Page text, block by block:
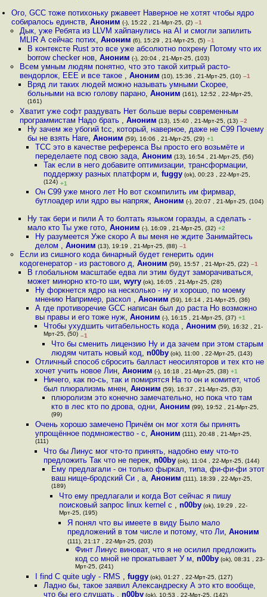
Ого, GCC тоже потихоньку ржавеет Наверное не хотят чтобы ядро
собиралось единств,Аноним (-), 15:22 , 21-Мрт-25, (2) –1
Дык, уже Ребята из LLVM хайпанулись на AI и смогли запилить
MLIR А сейчас потих, Аноним (6), 15:29 , 21-Мрт-25, (5) –1
В контексте Rust это все уже абсолютно похрену Потому что их
borrow checker нов, Аноним (-), 20:04 , 21-Мрт-25, (103)
Всем умным людям понятно, что это такой хитрый расто-
вендорлок, EEE и все такое , Аноним (10), 15:36 , 21-Мрт-25, (10) –1
Вряд ли таких людей можно называть умными Скорее,
больными на всю голову парано, Аноним (161), 12:52 , 22-Мрт-25,
(161)
Хватит уже софт раздувать Нет больше веры современным
программистам Надо брать , Аноним (13), 15:40 , 21-Мрт-25, (13) –2
Ну зачем же убогий tcc, который, наверное, даже не C99 Почему
бы не взять Hare, Аноним (59), 16:06 , 21-Мрт-25, (29) +1
TCC это в качестве референса Вы просто его возьмёте и
переделаете под свою зада,Аноним (13), 16:54 , 21-Мрт-25, (56)
Так если в него добавите оптимизации, трансформации,
поддержку разных платформ и, fuggy(ok), 00:23 , 22-Мрт-25,
(124) +1
Он C99 уже много лет Но вот скомпилить им фирмвар,
бутлоадер или ядро вы напряж,Аноним (-), 20:07 , 21-Мрт-25, (104)
Ну так бери и пили А то болтать языком горазды, а сделать -
мало кто Ты уже гото, Аноним (-), 16:09 , 21-Мрт-25, (32) +2
Ну разумеется Уже скоро А вы меня не ждите Занимайтесь
делом ,Аноним (13), 19:19 , 21-Мрт-25, (88) –1
Если из сишного кода бинарный будет генерить один
кодогенератор - из растового д, Аноним (59), 15:57 , 21-Мрт-25, (22) –1
В глобальном масштабе едва ли этим будут заморачиваться,
может минорно кто-то ши, wyry(ok), 16:05 , 21-Мрт-25, (28)
Ну форкнется ядро на несколько - ну и хорошо, по моему
мнению Например, раскол ,Аноним (59), 16:14 , 21-Мрт-25, (36)
А где противоречие GCC написан был до раста Но возможно
вы правы и его тоже нуж,Аноним (-), 16:15 , 21-Мрт-25, (37) +1
Чтобы ухудшить читабельность кода , Аноним (59), 16:32 , 21-
Мрт-25, (50) –1
Что бы сменить лицензию Ну и да зачем при этом старым
людям читать новый код, n00by(ok), 11:00 , 22-Мрт-25, (143)
Отличный способ сбросить балласт неосиляторов и тех кто не
хочет учить новое Лин,Аноним (-), 16:18 , 21-Мрт-25, (38) +1
Ничего, как по-сь, так и помирятся На то он и комитет, чтоб
был плюрализмь мнен, Аноним (59), 16:37 , 21-Мрт-25, (53)
плюролизм это конечно замечательно, но пока что там
кто в лес кто по дрова, одни, Аноним (99), 19:52 , 21-Мрт-25,
(99)
Очень хорошо замечено Причём он мог хотя бы принять
упрощённое подмножество - с,Аноним (111), 20:48 , 21-Мрт-25,
(111)
Что бы Линус мог что-то принять, надобно ему что-то
предложить Так что не перек, n00by(ok), 11:04 , 22-Мрт-25, (144)
Ему предлагали - он только фыркал, типа, фи-фи-фи этот
ваш нище-бродский Си , а, Аноним (111), 18:39 , 22-Мрт-25,
(189)
Что ему предлагали и когда Вот сейчас я пишу
поисковый запрос linux kernel c ,n00by (ok), 19:29 , 22-
Мрт-25, (195)
Я понял что вы имеете в виду Было мало
предложений в том числе и потому, что Ли, Аноним
(111), 21:17 , 22-Мрт-25, (203)
Финт Линус виноват, что я не осилил предложить
код со мной не прокатывает У м, n00by(ok), 08:31 , 23-
Мрт-25, (241)
I find C quite ugly - RMS ,fuggy (ok), 01:27 , 22-Мрт-25, (127)
Ладно бы, такое заявил Александреску А это кто вообще,
что бы его слушать , n00by(ok), 10:53 , 22-Мрт-25, (142)